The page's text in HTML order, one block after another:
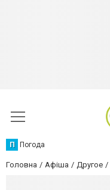
П Погода
Головна Афіша Другое